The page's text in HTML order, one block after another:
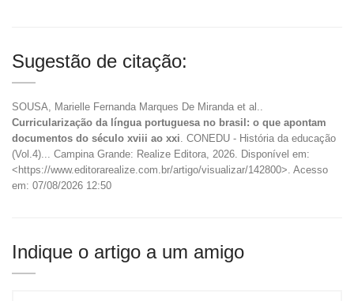
Sugestão de citação:
SOUSA, Marielle Fernanda Marques De Miranda et al..
Curricularização da língua portuguesa no brasil: o que apontam
documentos do século xviii ao xxi . CONEDU - História da educação
(Vol.4)... Campina Grande: Realize Editora, 2026. Disponível em:
<https://www.editorarealize.com.br/artigo/visualizar/142800>. Acesso
em: 07/08/2026 12:50
Indique o artigo a um amigo